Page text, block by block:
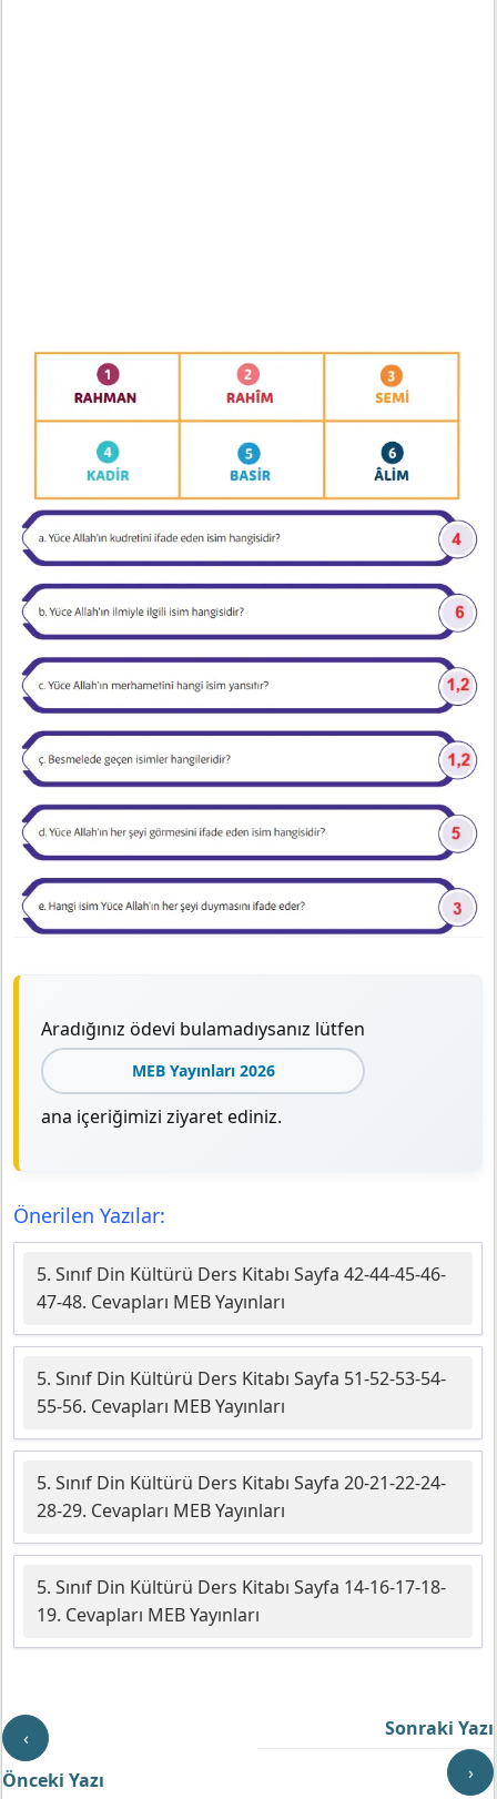
Aradığınız ödevi bulamadıysanız lütfen
MEB Yayınları 2026
ana içeriğimizi ziyaret ediniz.
Önerilen Yazılar:
5. Sınıf Din Kültürü Ders Kitabı Sayfa 42-44-45-46-
47-48. Cevapları MEB Yayınları
5. Sınıf Din Kültürü Ders Kitabı Sayfa 51-52-53-54-
55-56. Cevapları MEB Yayınları
5. Sınıf Din Kültürü Ders Kitabı Sayfa 20-21-22-24-
28-29. Cevapları MEB Yayınları
5. Sınıf Din Kültürü Ders Kitabı Sayfa 14-16-17-18-
19. Cevapları MEB Yayınları
‹
Önceki Yazı
Sonraki Yazı
›